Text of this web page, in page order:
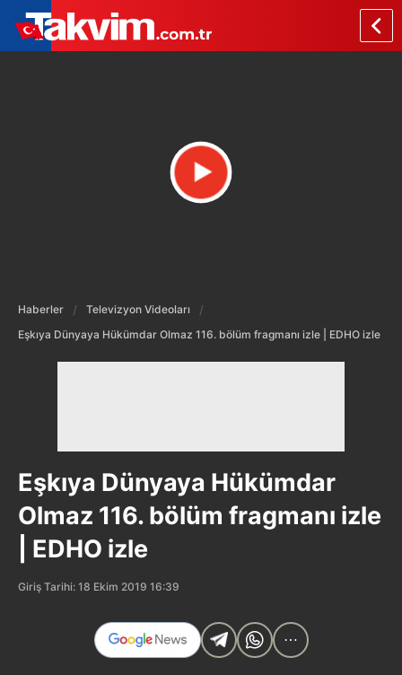
Haberler
Televizyon Videoları
Eşkıya Dünyaya Hükümdar Olmaz 116. bölüm fragmanı izle | EDHO izle
Eşkıya Dünyaya Hükümdar
Olmaz 116. bölüm fragmanı izle
| EDHO izle
Giriş Tarihi: 18 Ekim 2019 16:39